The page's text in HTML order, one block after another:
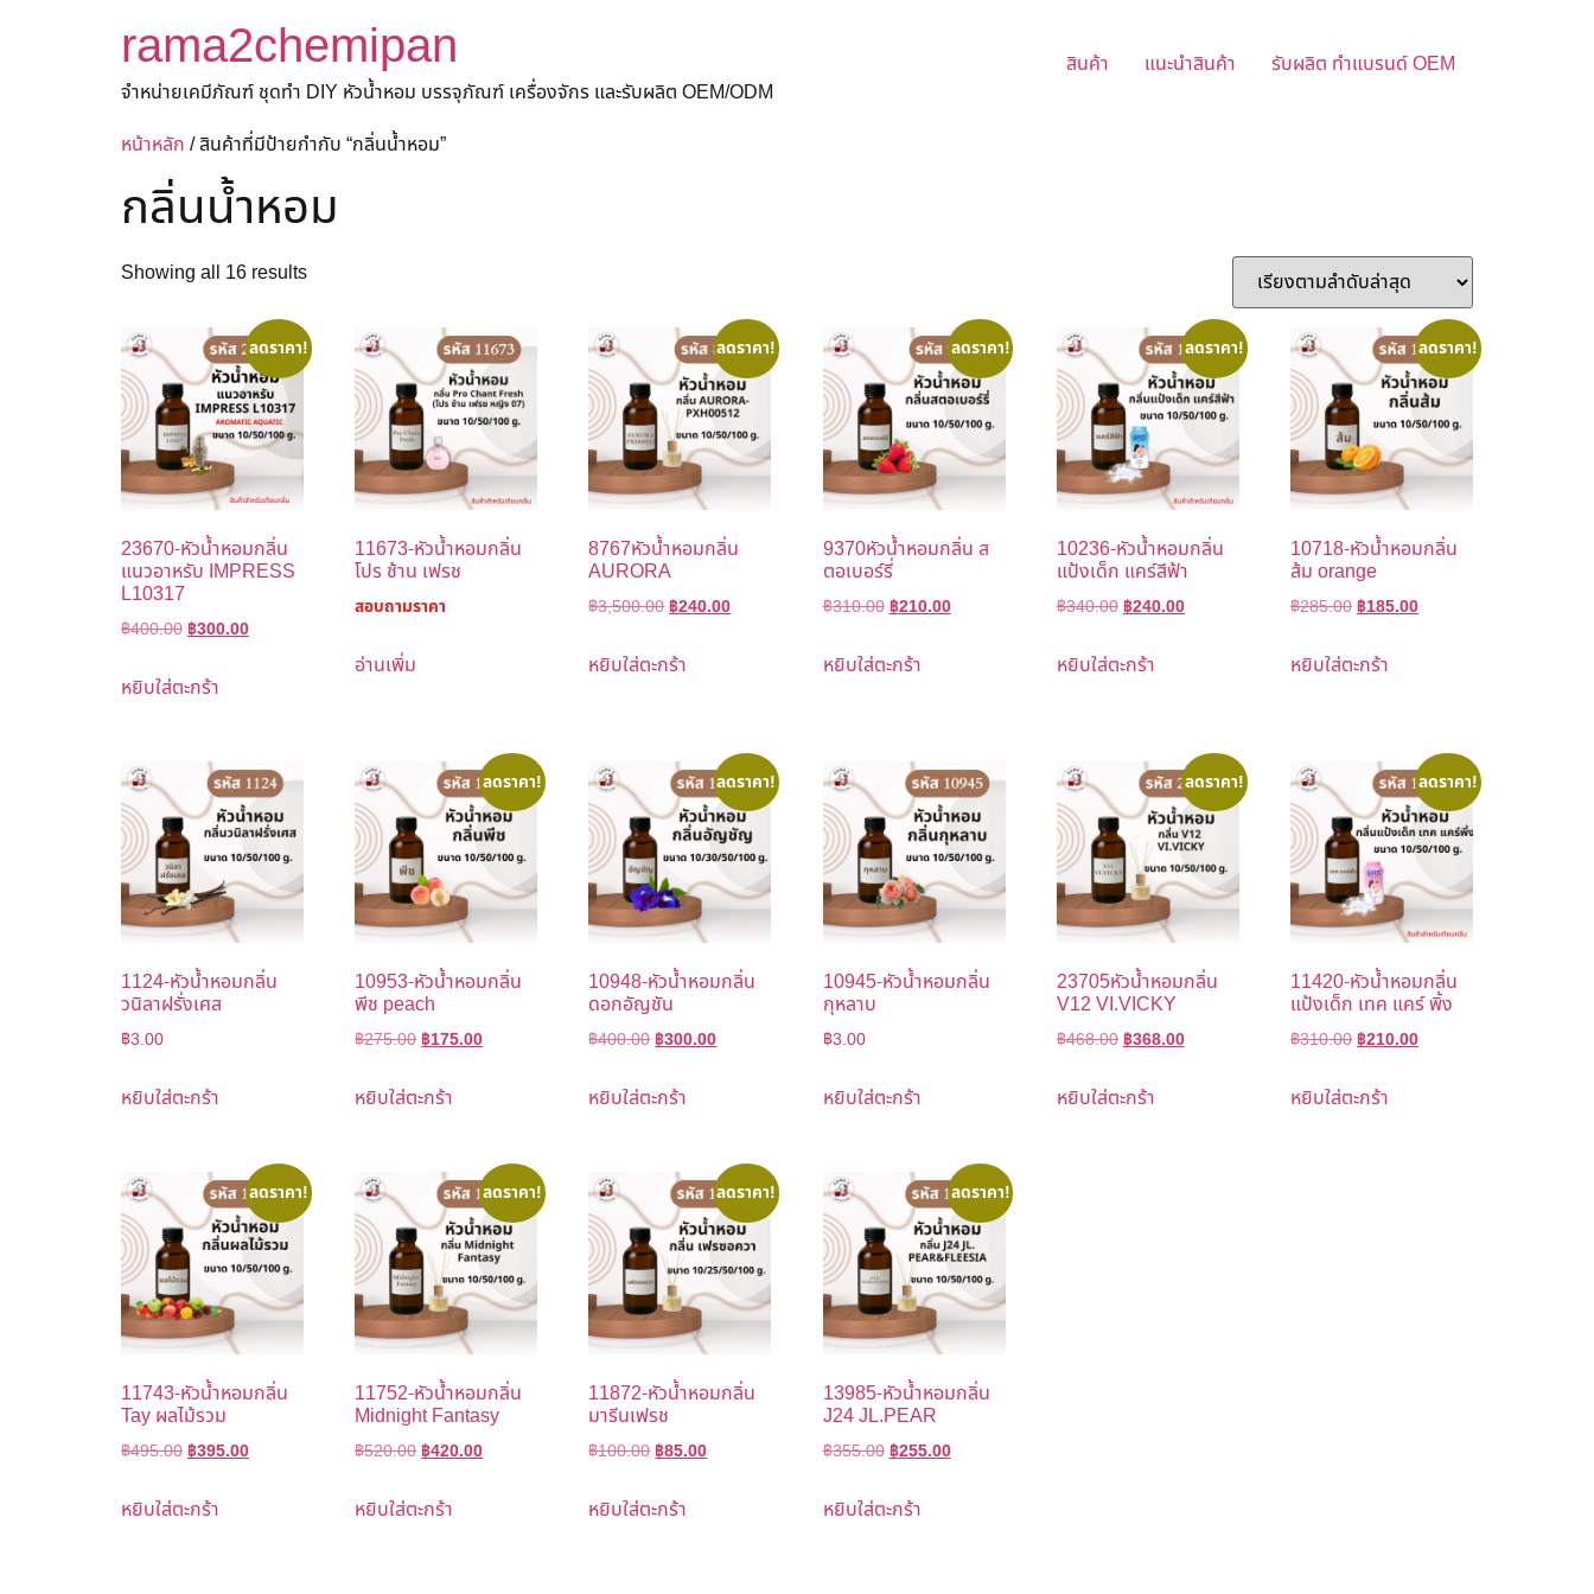
rama2chemipan
จำหน่ายเคมีภัณฑ์ ชุดทำ DIY หัวน้ำหอม บรรจุภัณฑ์ เครื่องจักร และรับผลิต OEM/ODM
สินค้า แนะนำสินค้า รับผลิต ทำแบรนด์ OEM
หน้าหลัก / สินค้าที่มีป้ายกำกับ “กลิ่นน้ำหอม”
กลิ่นน้ำหอม
Showing all 16 results
ลดราคา!
23670-หัวน้ำหอมกลิ่น
แนวอาหรับ IMPRESS
L10317
฿400.00 ฿300.00
หยิบใส่ตะกร้า
11673-หัวน้ำหอมกลิ่น
โปร ช้าน เฟรช
สอบถามราคา
อ่านเพิ่ม
ลดราคา!
8767หัวน้ำหอมกลิ่น
AURORA
฿3,500.00 ฿240.00
หยิบใส่ตะกร้า
ลดราคา!
9370หัวน้ำหอมกลิ่น ส
ตอเบอร์รี่
฿310.00 ฿210.00
หยิบใส่ตะกร้า
ลดราคา!
10236-หัวน้ำหอมกลิ่น
แป้งเด็ก แคร์สีฟ้า
฿340.00 ฿240.00
หยิบใส่ตะกร้า
ลดราคา!
10718-หัวน้ำหอมกลิ่น
ส้ม orange
฿285.00 ฿185.00
หยิบใส่ตะกร้า
1124-หัวน้ำหอมกลิ่น
วนิลาฝรั่งเศส
฿3.00
หยิบใส่ตะกร้า
ลดราคา!
10953-หัวน้ำหอมกลิ่น
พีช peach
฿275.00฿175.00
หยิบใส่ตะกร้า
ลดราคา!
10948-หัวน้ำหอมกลิ่น
ดอกอัญชัน
฿400.00฿300.00
หยิบใส่ตะกร้า
10945-หัวน้ำหอมกลิ่น
กุหลาบ
฿3.00
หยิบใส่ตะกร้า
ลดราคา!
23705หัวน้ำหอมกลิ่น
V12 VI.VICKY
฿468.00฿368.00
หยิบใส่ตะกร้า
ลดราคา!
11420-หัวน้ำหอมกลิ่น
แป้งเด็ก เทค แคร์ พิ้ง
฿310.00฿210.00
หยิบใส่ตะกร้า
ลดราคา!
11743-หัวน้ำหอมกลิ่น
Tay ผลไม้รวม
฿495.00 ฿395.00
หยิบใส่ตะกร้า
ลดราคา!
11752-หัวน้ำหอมกลิ่น
Midnight Fantasy
฿520.00 ฿420.00
หยิบใส่ตะกร้า
ลดราคา!
11872-หัวน้ำหอมกลิ่น
มารีนเฟรช
฿100.00 ฿85.00
หยิบใส่ตะกร้า
ลดราคา!
13985-หัวน้ำหอมกลิ่น
J24 JL.PEAR
฿355.00 ฿255.00
หยิบใส่ตะกร้า